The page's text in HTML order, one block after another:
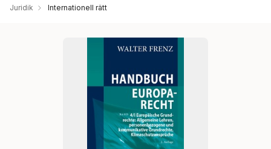
Juridik Internationell rätt